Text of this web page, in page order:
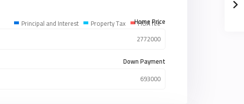
Principal and Interest Property Tax HOA fee
Home Price
Down Payment